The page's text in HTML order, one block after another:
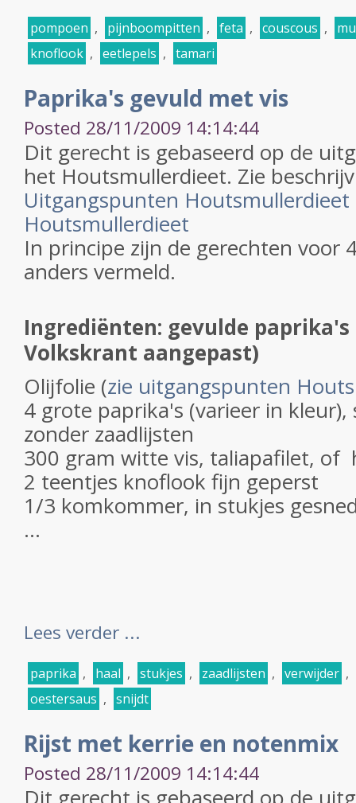
pompoen , pijnboompitten , feta , couscous ,
knoflook , eetlepels , tamari
Paprika's gevuld met vis
Posted 28/11/2009 14:14:44
Dit gerecht is gebaseerd op de
het Houtsmullerdieet. Zie
Uitgangspunten Houtsmullerdieet
Houtsmullerdieet
In principe zijn de gerechten voor
anders vermeld.
Ingrediënten: gevulde
Volkskrant aangepast)
Olijfolie (zie uitgangspunten
4 grote paprika's (varieer in
zonder zaadlijsten
300 gram witte vis, taliapafilet, of
2 teentjes knoflook fijn geperst
1/3 komkommer, in stukjes
...
Lees verder ...
paprika , haal , stukjes , zaadlijsten , verwijder ,
oestersaus , snijdt
Rijst met kerrie en notenmix
Posted 28/11/2009 14:14:44